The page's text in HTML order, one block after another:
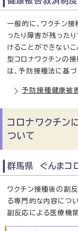
一般的に、ワクチン
ったり障害が残った
けることができない
型コロナワクチンの
は、予防接種法に基
予防接種健康被
コロナワクチン
ついて
群馬県 ぐんまコ
ワクチン接種後の副
る専門的な内容につ
副反応による医療機